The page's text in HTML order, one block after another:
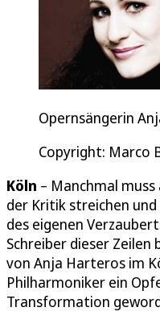
Opernsängerin
Copyright: Marco
Köln – Manchmal muss
der Kritik streichen
des eigenen
Schreiber dieser
von Anja Harteros im
Philharmoniker ein
Transformation